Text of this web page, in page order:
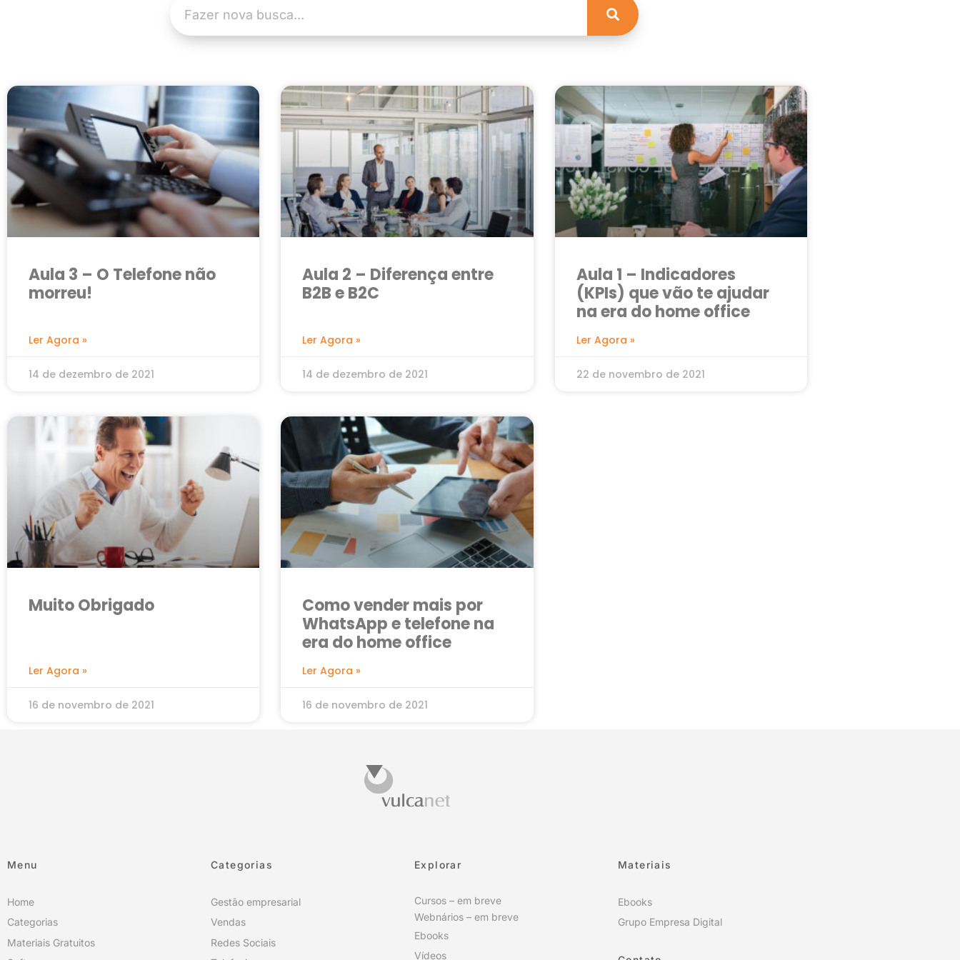
Aula 3 – O Telefone não
morreu!
Ler Agora »
14 de dezembro de 2021
Aula 2 – Diferença entre
B2B e B2C
Ler Agora »
14 de dezembro de 2021
Aula 1 – Indicadores
(KPIs) que vão te ajudar
na era do home office
Ler Agora »
22 de novembro de 2021
Muito Obrigado
Ler Agora »
16 de novembro de 2021
Como vender mais por
WhatsApp e telefone na
era do home office
Ler Agora »
16 de novembro de 2021
Menu
Home
Categorias
Materiais Gratuitos
Categorias
Gestão empresarial
Vendas
Redes Sociais
Explorar
Cursos – em breve
Webnários – em breve
Ebooks
Vídeos
Materiais
Ebooks
Grupo Empresa Digital